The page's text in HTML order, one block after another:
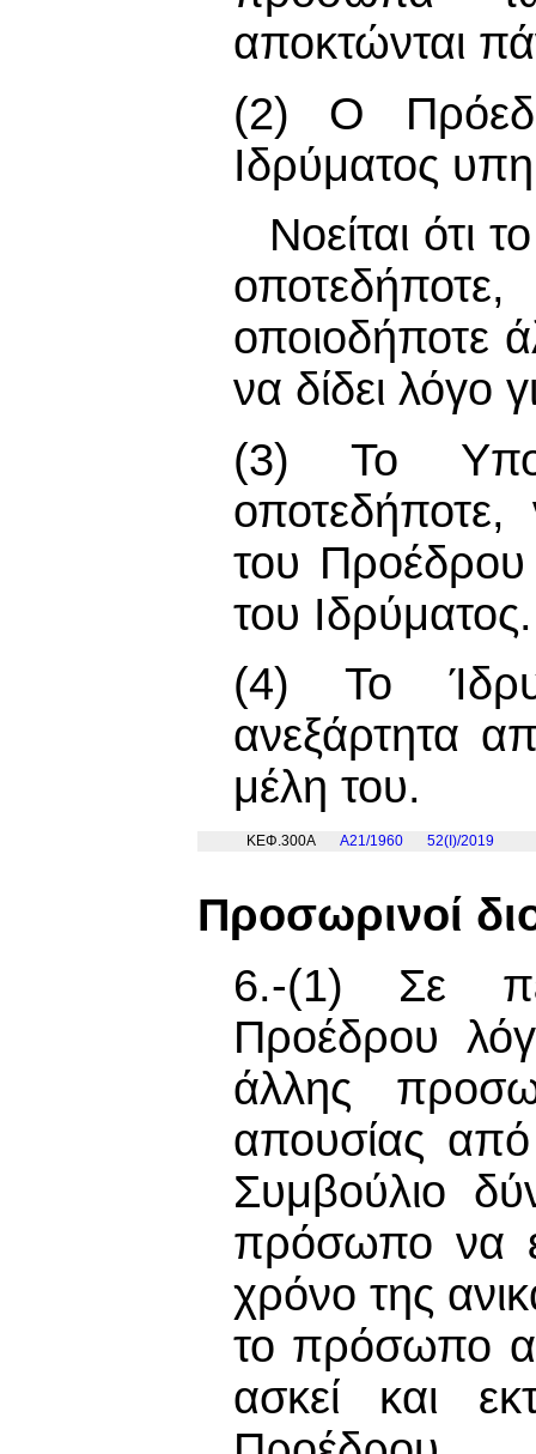
αποκτώνται
(2) Ο
Ιδρύματος
Νοείται ότι
οποιοδήποτε
να δίδει λόγο
(3) Το
του Προέδρου
του Ιδρύματος.
(4) Το
ανεξάρτητα
μέλη του.
ΚΕΦ.300Α Α21/1960 52(I)/2019
Προσωρινοί
6.-(1) Σε
Προέδρου
άλλης
απουσίας
Συμβούλιο
πρόσωπο να
χρόνο της
το πρόσωπο
ασκεί και